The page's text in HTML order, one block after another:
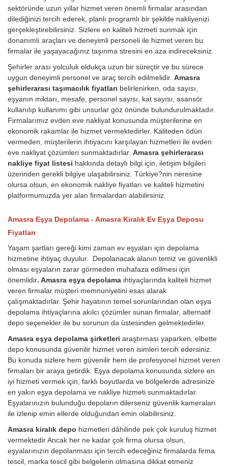
sektöründe uzun yıllar hizmet veren önemli firmalar arasından
dilediğinizi tercih ederek, planlı programlı bir şekilde nakliyenizi
gerçekleştirebilirsiniz. Sizlere en kaliteli hizmeti sunmak için
donanımlı araçları ve deneyimli personeli ile hizmet veren bu
firmalar ile yaşayacağınız taşınma stresini en aza indireceksiniz.
Şehirler arası yolculuk oldukça uzun bir süreçtir ve bu sürece
uygun deneyimli personel ve araç tercih edilmelidir. Amasra
şehirlerarası taşımacılık fiyatları belirlenirken, oda sayısı,
eşyanın miktarı, mesafe, personel sayısı, kat sayısı, asansör
kullanılıp kullanımı gibi unsurlar göz önünde bulundurulmaktadır.
Firmalarımız evden eve nakliyat konusunda müşterilerine en
ekonomik rakamlar ile hizmet vermektedirler. Kaliteden ödün
vermeden, müşterilerin ihtiyacını karşılayan hizmetleri ile evden
eve nakliyat çözümleri sunmaktadırlar. Amasra şehirlerarası
nakliye fiyat listesi hakkında detaylı bilgi için, iletişim bilgileri
üzerinden gerekli bilgiye ulaşabilirsiniz. Türkiye?nin neresine
olursa olsun, en ekonomik nakliye fiyatları ve kaliteli hizmetini
platformumuzda yer alan firmalardan alabilirsiniz.
Amasra Eşya Depolama - Amasra Kiralık Ev Eşya Deposu
Fiyatları
Yaşam şartları gereği kimi zaman ev eşyaları için depolama
hizmetine ihtiyaç duyulur. Depolanacak alanın temiz ve güvenlikli
olması eşyaların zarar görmeden muhafaza edilmesi için
önemlidir. Amasra eşya depolama ihtiyaçlarında kaliteli hizmet
veren firmalar müşteri memnuniyetini esas alarak
çalışmaktadırlar. Şehir hayatının temel sorunlarından olan eşya
depolama ihtiyaçlarına akılcı çözümler sunan firmalar, alternatif
depo seçenekler ile bu sorunun da üstesinden gelmektedirler.
Amasra eşya depolama şirketleri araştırması yaparken, elbette
depo konusunda güvenilir hizmet veren isimleri tercih edersiniz.
Bu konuda sizlere hem güvenilir hem de profesyonel hizmet veren
firmaları bir araya getirdik. Eşya depolama konusunda sizlere en
iyi hizmeti vermek için, farklı boyutlarda ve bölgelerde adresinize
en yakın eşya depolama ve nakliye hizmeti sunmaktadırlar.
Eşyalarınızın bulunduğu depoların dilerseniz güvenlik kameraları
ile izlenip emin ellerde olduğundan emin olabilirsiniz.
Amasra kiralık depo hizmetleri dâhilinde pek çok kuruluş hizmet
vermektedir Ancak her ne kadar çok firma olursa olsun,
eşyalarınızın depolanması için tercih edeceğiniz firmalarda firma
tescil, marka tescil gibi belgelerin olmasına dikkat etmeniz